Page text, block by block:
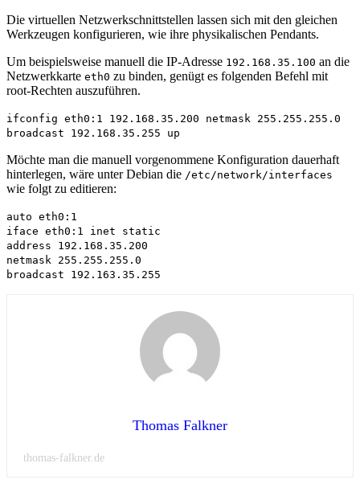
Die virtuellen Netzwerkschnittstellen lassen sich mit den gleichen
Werkzeugen konfigurieren, wie ihre physikalischen Pendants.
Um beispielsweise manuell die IP-Adresse 192.168.35.100 an die
Netzwerkkarte eth0 zu binden, genügt es folgenden Befehl mit
root-Rechten auszuführen.
ifconfig eth0:1 192.168.35.200 netmask 255.255.255.0
broadcast 192.168.35.255 up
Möchte man die manuell vorgenommene Konfiguration dauerhaft
hinterlegen, wäre unter Debian die /etc/network/interfaces
wie folgt zu editieren:
auto eth0:1
iface eth0:1 inet static
address 192.168.35.200
netmask 255.255.255.0
broadcast 192.163.35.255
Thomas Falkner
thomas-falkner.de